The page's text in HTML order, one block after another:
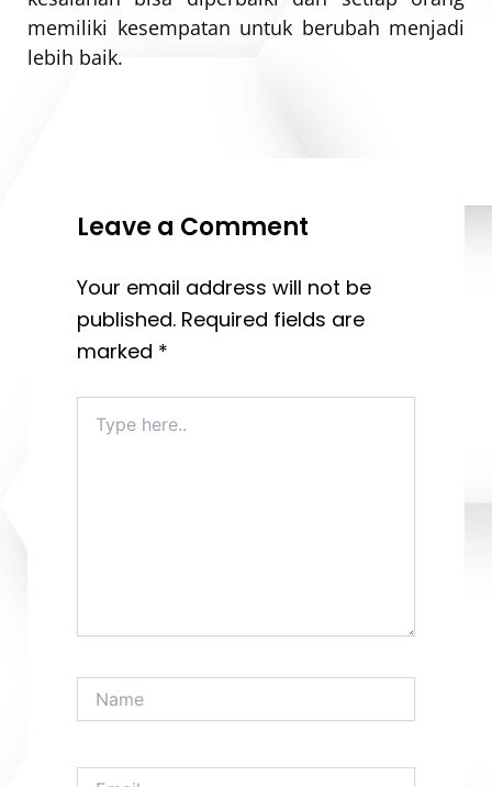
memiliki kesempatan untuk berubah menjadi
lebih baik.
Leave a Comment
Your email address will not be
published. Required fields are
marked *
here..
Name